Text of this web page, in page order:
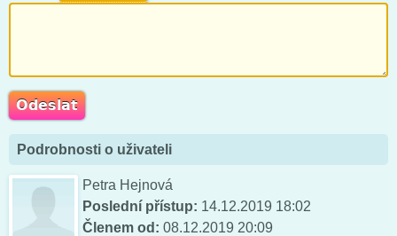
Podrobnosti o uživateli
Petra Hejnová
Poslední přístup: 14.12.2019 18:02
Členem od: 08.12.2019 20:09